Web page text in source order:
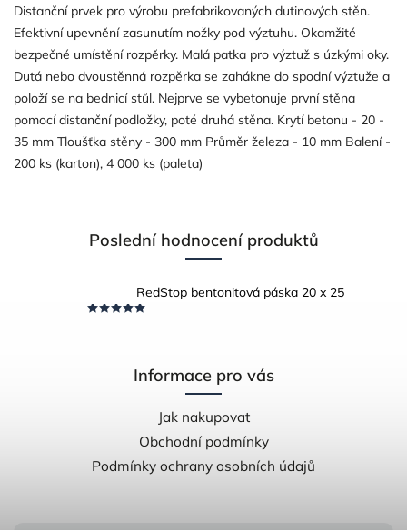
Distanční prvek pro výrobu prefabrikovaných dutinových stěn.
Efektivní upevnění zasunutím nožky pod výztuhu. Okamžité
bezpečné umístění rozpěrky. Malá patka pro výztuž s úzkými oky.
Dutá nebo dvoustěnná rozpěrka se zahákne do spodní výztuže a
položí se na bednicí stůl. Nejprve se vybetonuje první stěna
pomocí distanční podložky, poté druhá stěna. Krytí betonu - 20 -
35 mm Tloušťka stěny - 300 mm Průměr železa - 10 mm Balení -
200 ks (karton), 4 000 ks (paleta)
Poslední hodnocení produktů
RedStop bentonitová páska 20 x 25
Informace pro vás
Jak nakupovat
Obchodní podmínky
Podmínky ochrany osobních údajů